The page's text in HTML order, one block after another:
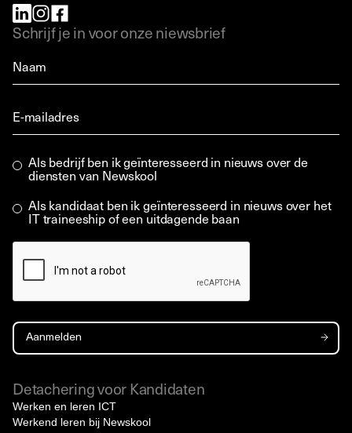
Schrijf je in voor onze niewsbrief
Als bedrijf ben ik geïnteresseerd in nieuws over de
diensten van Newskool
Als kandidaat ben ik geïnteresseerd in nieuws over het
IT traineeship of een uitdagende baan
Detachering voor Kandidaten
Werken en leren ICT
Werkend leren bij Newskool